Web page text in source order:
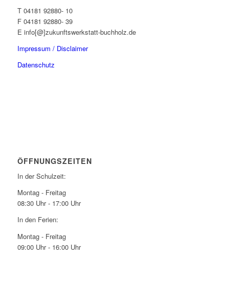
T 04181 92880- 10
F 04181 92880- 39
E info[@]zukunftswerkstatt-buchholz.de
Impressum / Disclaimer
Datenschutz
ÖFFNUNGSZEITEN
In der Schulzeit:
Montag - Freitag
08:30 Uhr - 17:00 Uhr
In den Ferien:
Montag - Freitag
09:00 Uhr - 16:00 Uhr